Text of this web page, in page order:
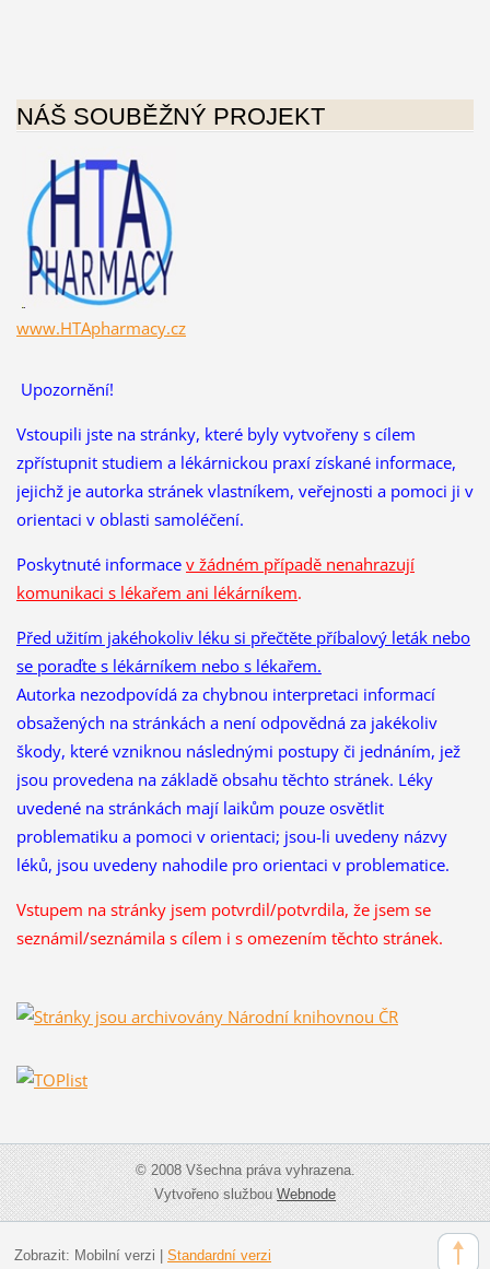
NÁŠ SOUBĚŽNÝ PROJEKT
www.HTApharmacy.cz
Upozornění!
Vstoupili jste na stránky, které byly vytvořeny s cílem
zpřístupnit studiem a lékárnickou praxí získané informace,
jejichž je autorka stránek vlastníkem, veřejnosti a pomoci ji v
orientaci v oblasti samoléčení.
Poskytnuté informace v žádném případě nenahrazují
komunikaci s lékařem ani lékárníkem.
Před užitím jakéhokoliv léku si přečtěte příbalový leták nebo
se poraďte s lékárníkem nebo s lékařem.
Autorka nezodpovídá za chybnou interpretaci informací
obsažených na stránkách a není odpovědná za jakékoliv
škody, které vzniknou následnými postupy či jednáním, jež
jsou provedena na základě obsahu těchto stránek. Léky
uvedené na stránkách mají laikům pouze osvětlit
problematiku a pomoci v orientaci; jsou-li uvedeny názvy
léků, jsou uvedeny nahodile pro orientaci v problematice.
Vstupem na stránky jsem potvrdil/potvrdila, že jsem se
seznámil/seznámila s cílem i s omezením těchto stránek.
© 2008 Všechna práva vyhrazena.
Vytvořeno službouWebnode
Zobrazit: Mobilní verzi Standardní verzi